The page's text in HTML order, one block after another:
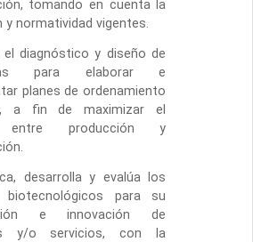
tomando en cuenta la
y normatividad vigentes.
el diagnóstico y diseño de
para elaborar e
planes de ordenamiento
a fin de maximizar el
entre producción y
desarrolla y evalúa los
biotecnológicos para su
e innovación de
y/o servicios, con la